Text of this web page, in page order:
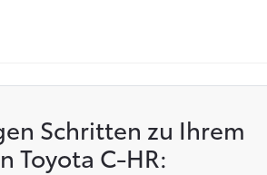
Schritten zu Ihrem
Toyota C-HR: